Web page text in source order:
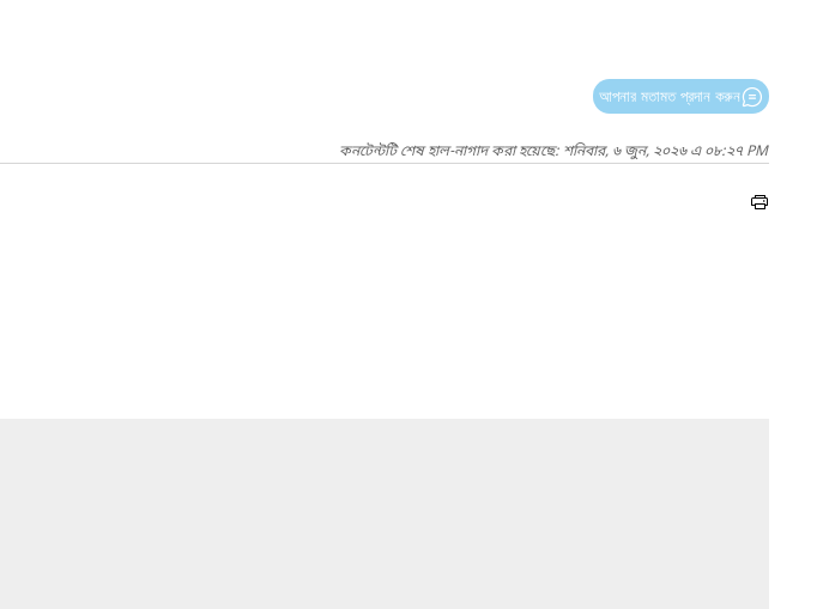
আপনার মতামত প্রদান করুন
কনটেন্টটি শেষ হাল-নাগাদ করা হয়েছে: শনিবার, ৬ জুন, ২০২৬ এ ০৮:২৭ PM